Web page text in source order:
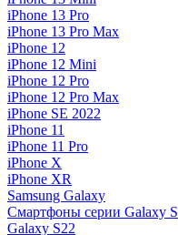
iPhone 13 Pro
iPhone 13 Pro Max
iPhone 12
iPhone 12 Mini
iPhone 12 Pro
iPhone 12 Pro Max
iPhone SE 2022
iPhone 11
iPhone 11 Pro
iPhone X
iPhone XR
Samsung Galaxy
Смартфоны серии Galaxy S
Galaxy S22